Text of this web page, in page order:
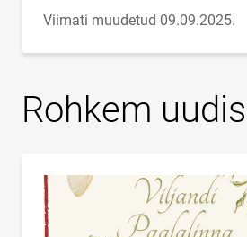
Viimati muudetud 09.09.2025.
Rohkem